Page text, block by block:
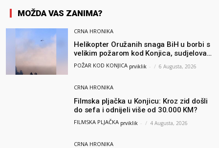
MOŽDA VAS ZANIMA?
CRNA HRONIKA
Helikopter Oružanih snaga BiH u borbi s
velikim požarom kod Konjica, sudjelovao
i Air Tractor
POŽAR KOD KONJICA prviklik - 6 Augusta, 2026
CRNA HRONIKA
Filmska pljačka u Konjicu: Kroz zid došli
do sefa i odnijeli više od 30.000 KM?
FILMSKA PLJAČKA prviklik - 4 Augusta, 2026
CRNA HRONIKA